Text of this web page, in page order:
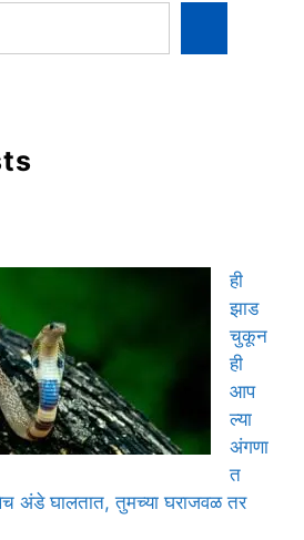
ही
झाड
चुकून
ही
आप
ल्या
अंगणा
त
अंडे घालतात, तुमच्या घराजवळ तर